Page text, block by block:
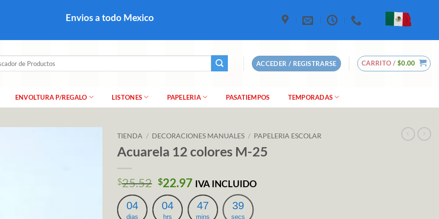
Envios a todo Mexico
ACCEDER / REGISTRARSE CARRITO / $0.00
ENVOLTURA P/REGALO LISTONES PAPELERIA PASATIEMPOS TEMPORADAS
TIENDA / DECORACIONES MANUALES / PAPELERIA ESCOLAR
Acuarela 12 colores M-25
$25.52 El
precio
original
$22.97El
precio
actual
IVA INCLUIDO
04
dias
04
hrs
47
mins
38
secs